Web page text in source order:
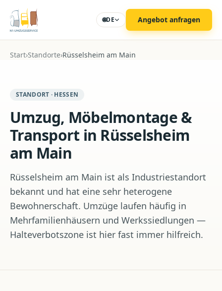
Zum Hauptinhalt
🌐DE Angebot anfragen
Start›Standorte›Rüsselsheim am Main
STANDORT · HESSEN
Umzug, Möbelmontage &
Transport in Rüsselsheim
am Main
Rüsselsheim am Main ist als Industriestandort
bekannt und hat eine sehr heterogene
Bewohnerschaft. Umzüge laufen häufig in
Mehrfamilienhäusern und Werkssiedlungen —
Halteverbotszone ist hier fast immer hilfreich.